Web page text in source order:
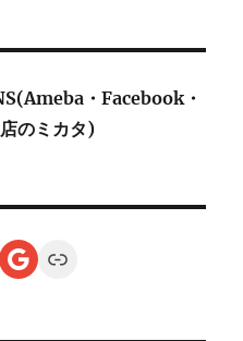
・Facebook・
のミカタ)
Google
Link